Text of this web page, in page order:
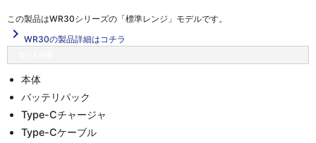
この製品はWR30シリーズの「標準レンジ」 モデルです。
navigate_next WR30の製品詳細はコチラ
本体
バッテリパック
Type-Cチャージャ
Type-Cケーブル